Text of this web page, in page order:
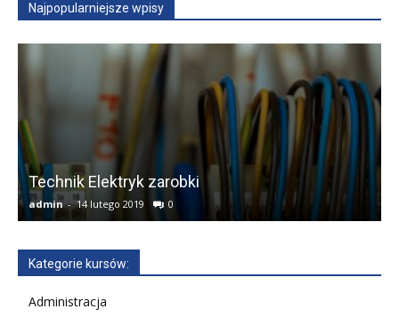
Najpopularniejsze wpisy
Technik Elektryk zarobki
admin - 14 lutego 2019 0
Kategorie kursów:
Administracja